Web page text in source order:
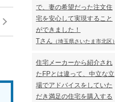
で、妻の希望だった注文住
宅を安心して実現すること
ができました！
Tさん （埼玉県さいたま市北区）
住宅メーカーから紹介され
たFPとは違って、中立な立
場でアドバイスをしていた
だき満足の住宅を購入する